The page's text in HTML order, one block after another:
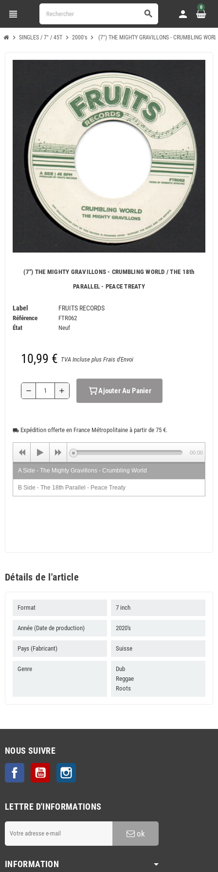
view_headline search person
0
chevron_right SINGLES / 7" / 45T chevron_right 2000's chevron_right (7") THE MIGHTY GRAVILLONS - CRUMBLING
(7") THE MIGHTY GRAVILLONS - CRUMBLING WORLD / THE 18th
PARALLEL - PEACE TREATY
Label FRUITS RECORDS
Référence
FTR062
État
Neuf
10,99 € TVA Incluse plus Frais d'Envoi
remove add Ajouter Au Panier
local_shipping Expédition offerte en France Métropolitaine à partir de 75 €.
A Side - The Mighty Gravillons - Crumbling World
B Side - The 18th Parallel - Peace Treaty
00:00
Détails de l'article
Format 7 inch
Année (Date de production) 2020's
Pays (Fabricant) Suisse
Genre
Dub
Reggae
Roots
NOUS SUIVRE
Facebook YouTube
LETTRE D'INFORMATIONS
ok
INFORMATION